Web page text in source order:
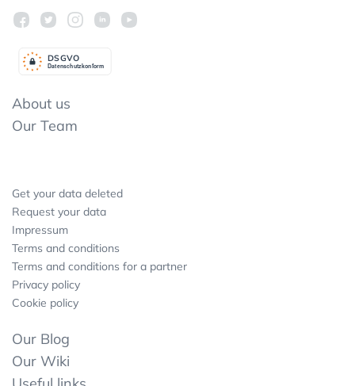
Datenschutzkonform
DSGVO
About us
Our Team
Get your data deleted
Request your data
Impressum
Terms and conditions
Terms and conditions for a partner
Privacy policy
Cookie policy
Our Blog
Our Wiki